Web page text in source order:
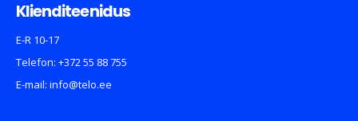
Klienditeenidus
E-R 10-17
Telefon: +372 55 88 755
E-mail: info@telo.ee